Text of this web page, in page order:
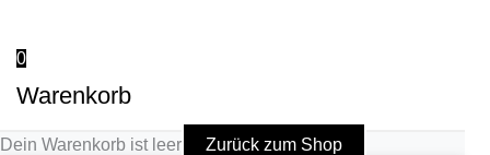
0
Warenkorb
Dein Warenkorb ist leer Zurück zum Shop